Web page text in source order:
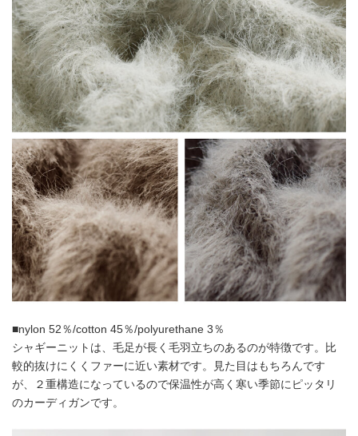
■nylon 52％/cotton 45％/polyurethane 3％
シャギーニットは、毛足が長く毛羽立ちのあるのが特徴です。比
較的抜けにくくファーに近い素材です。見た目はもちろんです
が、２重構造になっているので保温性が高く寒い季節にピッタリ
のカーディガンです。